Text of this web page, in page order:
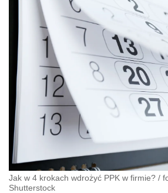
Jak w 4 krokach wdrożyć PPK w firmie? /
Shutterstock